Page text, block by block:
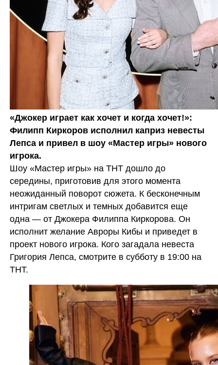
«Джокер играет как хочет и когда хочет!»:
Филипп Киркоров исполнил каприз невесты
Лепса и привел в шоу «Мастер игры» нового
игрока.
Шоу «Мастер игры» на ТНТ дошло до
середины, приготовив для этого момента
неожиданный поворот сюжета. К бесконечным
интригам светлых и темных добавится еще
одна — от Джокера Филиппа Киркорова. Он
исполнит желание Авроры Кибы и приведет в
проект нового игрока. Кого загадала невеста
Григория Лепса, смотрите в субботу в 19:00 на
ТНТ.